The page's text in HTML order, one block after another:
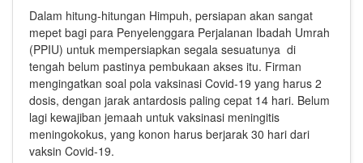
Dalam hitung-hitungan Himpuh, persiapan akan sangat
mepet bagi para Penyelenggara Perjalanan Ibadah Umrah
(PPIU) untuk mempersiapkan segala sesuatunya di
tengah belum pastinya pembukaan akses itu. Firman
mengingatkan soal pola vaksinasi Covid-19 yang harus 2
dosis, dengan jarak antardosis paling cepat 14 hari. Belum
lagi kewajiban jemaah untuk vaksinasi meningitis
meningokokus, yang konon harus berjarak 30 hari dari
vaksin Covid-19.